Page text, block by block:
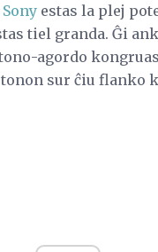
Sony estas la plej
tiel granda. Ĝi
agordo
sur ĉiu flanko